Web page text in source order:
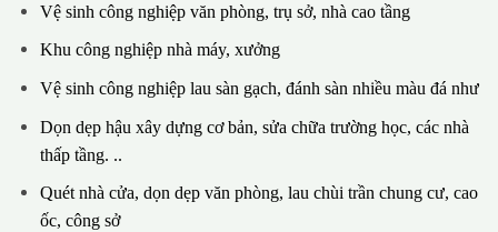
Vệ sinh công nghiệp văn phòng, trụ sở, nhà cao tầng
Khu công nghiệp nhà máy, xưởng
Vệ sinh công nghiệp lau sàn gạch, đánh sàn nhiều màu đá như
Dọn dẹp hậu xây dựng cơ bản, sửa chữa trường học, các nhà
thấp tầng. ..
Quét nhà cửa, dọn dẹp văn phòng, lau chùi trần chung cư, cao
ốc, công sở